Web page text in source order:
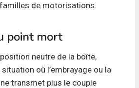
de motorisations.
point mort
neutre de la boîte,
où l’embrayage ou la
ne transmet plus le couple